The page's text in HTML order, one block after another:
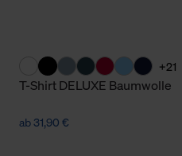
+21
T-Shirt DELUXE Baumwolle
ab 31,90 €